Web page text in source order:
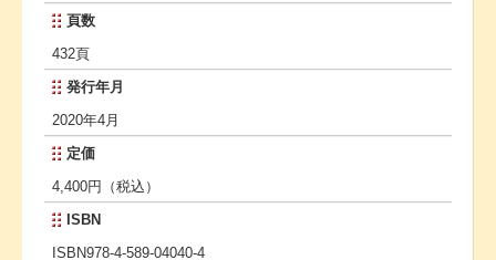
頁数
432頁
発行年月
2020年4月
定価
4,400円（税込）
ISBN
ISBN978-4-589-04040-4